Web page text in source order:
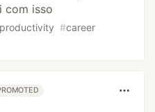
com isso
productivity #career